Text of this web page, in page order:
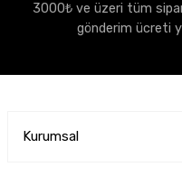
3000₺ ve üzeri tüm
gönderim ücreti
Kurumsal